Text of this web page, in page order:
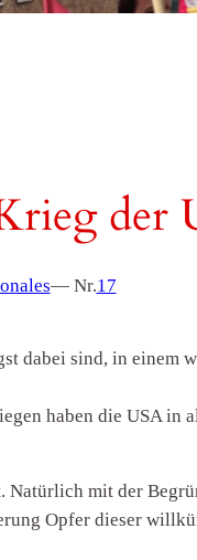
der
— Nr.17
dabei sind, in einem
haben die USA
Natürlich mit der
Opfer dieser